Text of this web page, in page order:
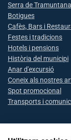
Serra de
Botigues
Cafès, Bars i
Festes i tradicions
Hotels i pensions
Història del municipi
Anar d'excursió
Coneix als nostres
Spot promocional
Transports i